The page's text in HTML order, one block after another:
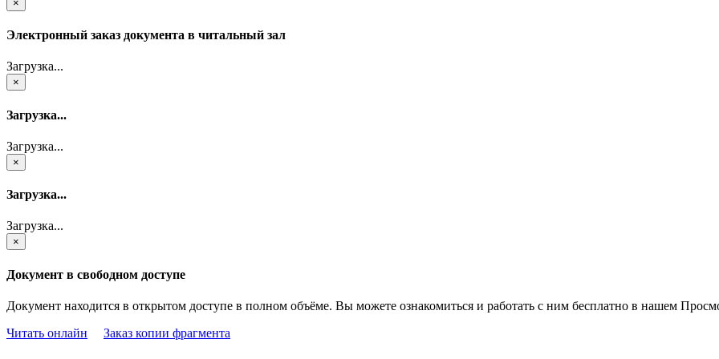
×
Электронный заказ документа в читальный зал
Загрузка...
×
Загрузка...
Загрузка...
×
Загрузка...
Загрузка...
×
Документ в свободном доступе
Документ находится в открытом доступе в полном объёме. Вы можете ознакомиться и работать с ним бесплатно в нашем
Читать онлайн
Заказ копии фрагмента